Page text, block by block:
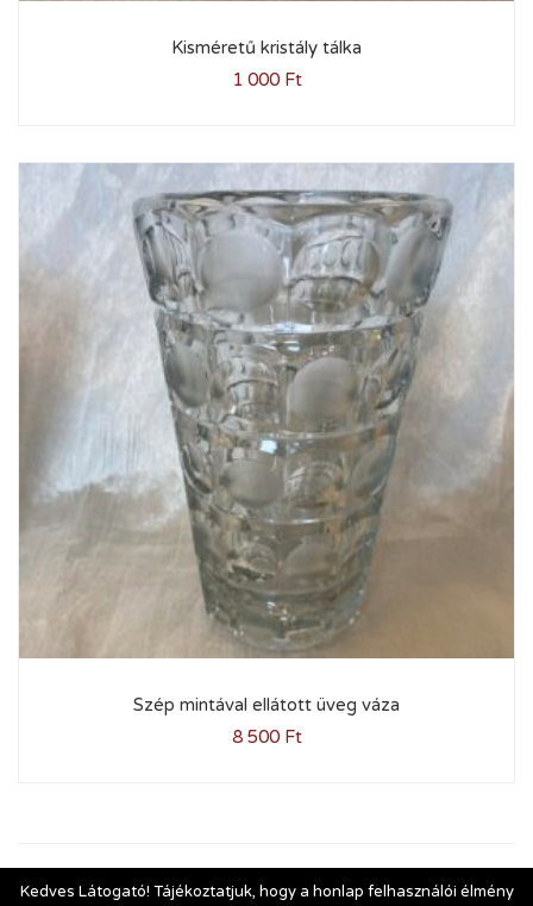
Kisméretű kristály tálka
1 000 Ft
Szép mintával ellátott üveg váza
8 500 Ft
1 2 3
Kedves Látogató! Tájékoztatjuk, hogy a honlap felhasználói élmény